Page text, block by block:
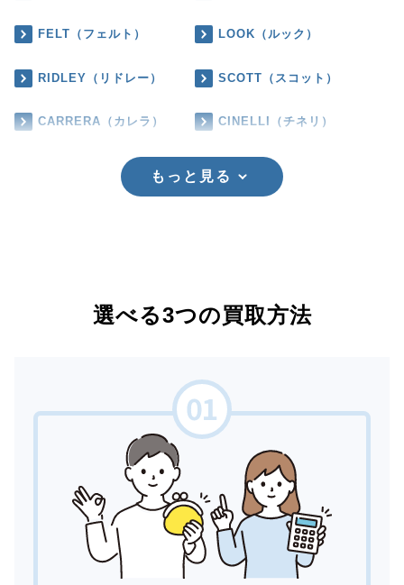
FELT（フェルト） LOOK（ルック）
RIDLEY（リドレー） SCOTT（スコット）
CARRERA（カレラ） CINELLI（チネリ）
もっと見る
選べる3つの買取方法